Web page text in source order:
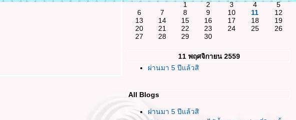
1
2 3 4
5
6
7 8 9 10 11
12
13
14 15 16 17 18
19
20
21 22 23 24 25
26
27
28 29 30
11 พฤศจิกายน 2559
ผ่านมา 5 ปีแล้วสิ
All Blogs
ผ่านมา 5 ปีแล้วสิ